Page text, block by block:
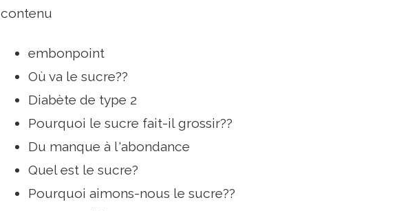
contenu
embonpoint
Où va le sucre??
Diabète de type 2
Pourquoi le sucre fait-il grossir??
Du manque à l'abondance
Quel est le sucre?
Pourquoi aimons-nous le sucre??